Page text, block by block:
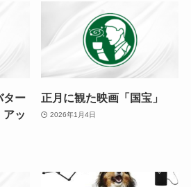
ター
アッ
正月に観た映画「国宝」
2026年1月4日